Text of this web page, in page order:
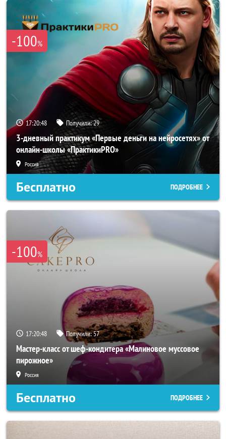
-100%
17:20:46 Получили:29
3-дневный практикум «Первые деньги на нейросетях» от
онлайн-школы «ПрактикиPRO»
Россия
Бесплатно ПОДРОБНЕЕ
-100%
17:20:46 Получили:57
Мастер-класс от шеф-кондитера «Малиновое муссовое
пирожное»
Россия
Бесплатно ПОДРОБНЕЕ